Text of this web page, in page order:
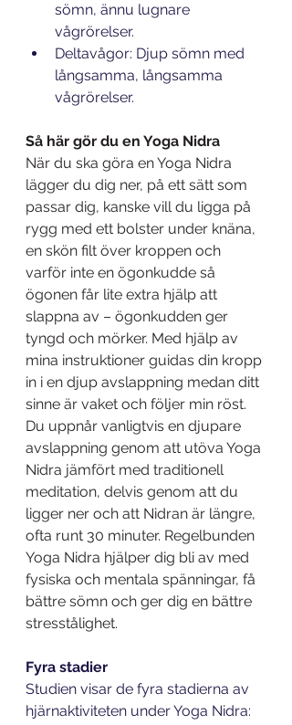
sömn, ännu lugnare
vågrörelser.
Deltavågor: Djup sömn med
långsamma, långsamma
vågrörelser.
Så här gör du en Yoga Nidra
När du ska göra en Yoga Nidra
lägger du dig ner, på ett sätt som
passar dig, kanske vill du ligga på
rygg med ett bolster under knäna,
en skön filt över kroppen och
varför inte en ögonkudde så
ögonen får lite extra hjälp att
slappna av – ögonkudden ger
tyngd och mörker. Med hjälp av
mina instruktioner guidas din kropp
in i en djup avslappning medan ditt
sinne är vaket och följer min röst.
Du uppnår vanligtvis en djupare
avslappning genom att utöva Yoga
Nidra jämfört med traditionell
meditation, delvis genom att du
ligger ner och att Nidran är längre,
ofta runt 30 minuter. Regelbunden
Yoga Nidra hjälper dig bli av med
fysiska och mentala spänningar, få
bättre sömn och ger dig en bättre
stresstålighet.
Fyra stadier
Studien visar de fyra stadierna av
hjärnaktiviteten under Yoga Nidra: